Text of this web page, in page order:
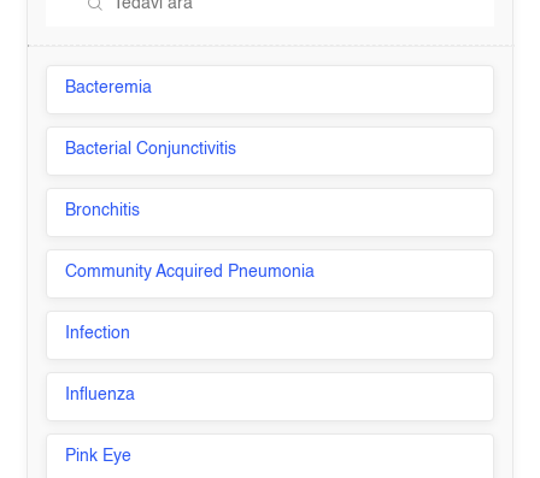
Bacteremia
Bacterial Conjunctivitis
Bronchitis
Community Acquired Pneumonia
Infection
Influenza
Pink Eye